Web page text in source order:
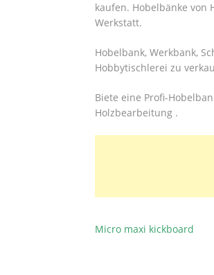
kaufen. Hobelbänke
Werkstatt.
Hobelbank, Werkbank,
Hobbytischlerei zu
Biete eine Profi-
Holzbearbeitung .
Micro maxi kickboard